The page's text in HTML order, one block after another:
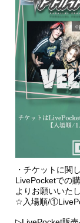
・チケットに関
LivePocketでの
よりお願いいた
☆入場順/